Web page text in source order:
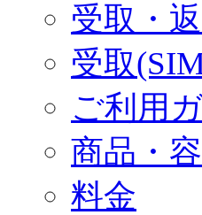
受取・
受取
ご利用
商品・
料金